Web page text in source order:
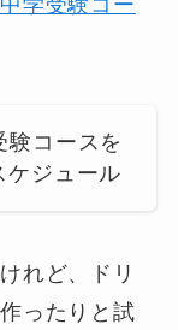
験コースを
ケジュール
れど、ドリ
ったりと試